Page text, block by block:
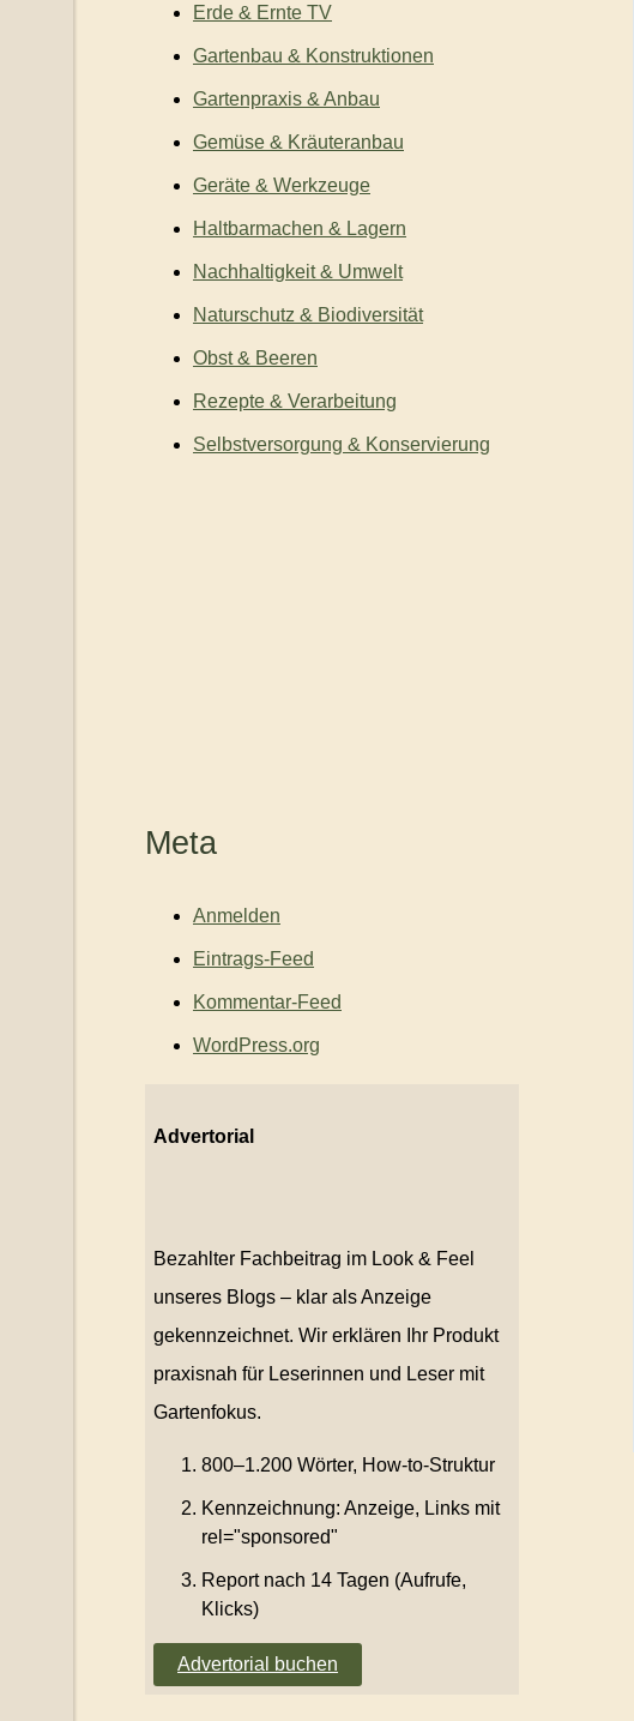
Erde & Ernte TV
Gartenbau & Konstruktionen
Gartenpraxis & Anbau
Gemüse & Kräuteranbau
Geräte & Werkzeuge
Haltbarmachen & Lagern
Nachhaltigkeit & Umwelt
Naturschutz & Biodiversität
Obst & Beeren
Rezepte & Verarbeitung
Selbstversorgung & Konservierung
Meta
Anmelden
Eintrags-Feed
Kommentar-Feed
WordPress.org
Advertorial
Bezahlter Fachbeitrag im Look & Feel
unseres Blogs – klar als Anzeige
gekennzeichnet. Wir erklären Ihr Produkt
praxisnah für Leserinnen und Leser mit
Gartenfokus.
800–1.200 Wörter, How-to-Struktur
Kennzeichnung: Anzeige, Links mit
rel="sponsored"
Report nach 14 Tagen (Aufrufe,
Klicks)
Advertorial buchen